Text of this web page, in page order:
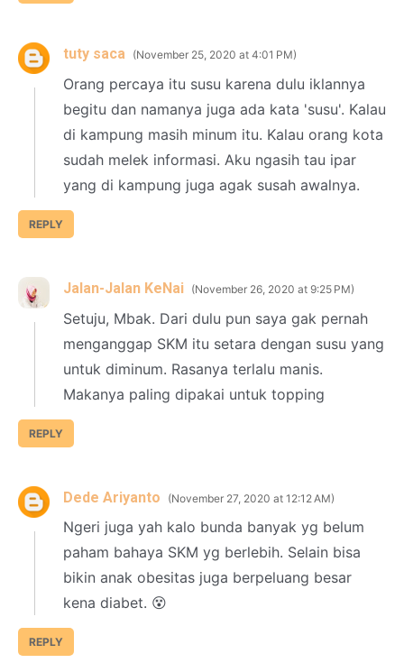
tuty saca November 25, 2020 at 4:01 PM
Orang percaya itu susu karena dulu iklannya
begitu dan namanya juga ada kata 'susu'. Kalau
di kampung masih minum itu. Kalau orang kota
sudah melek informasi. Aku ngasih tau ipar
yang di kampung juga agak susah awalnya.
REPLY
Jalan-Jalan KeNai November 26, 2020 at 9:25 PM
Setuju, Mbak. Dari dulu pun saya gak pernah
menganggap SKM itu setara dengan susu yang
untuk diminum. Rasanya terlalu manis.
Makanya paling dipakai untuk topping
REPLY
Dede Ariyanto November 27, 2020 at 12:12 AM
Ngeri juga yah kalo bunda banyak yg belum
paham bahaya SKM yg berlebih. Selain bisa
bikin anak obesitas juga berpeluang besar
kena diabet. 😵
REPLY